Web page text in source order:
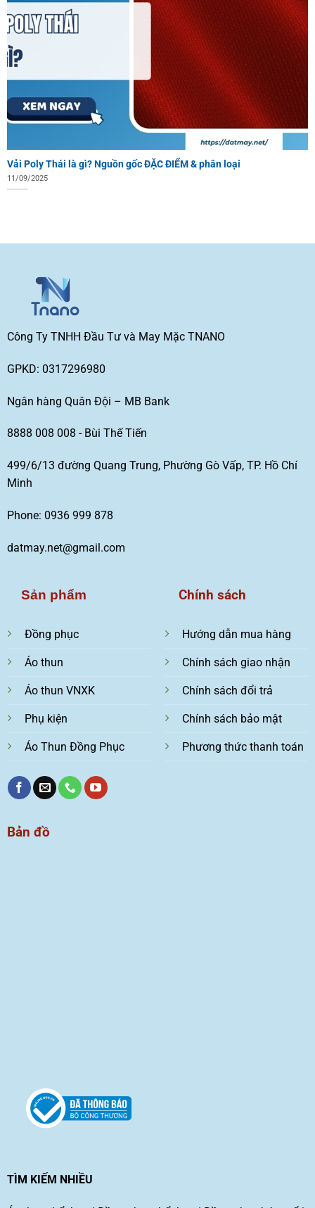
Vải Poly Thái là gì? Nguồn gốc ĐẶC ĐIỂM & phân loại
11/09/2025
Công Ty TNHH Đầu Tư và May Mặc TNANO
GPKD: 0317296980
Ngân hàng Quân Đội – MB Bank
8888 008 008 - Bùi Thế Tiến
499/6/13 đường Quang Trung, Phường Gò Vấp, TP. Hồ Chí
Minh
Phone: 0936 999 878
datmay.net@gmail.com
Sản phẩm
Đồng phục
Áo thun
Áo thun VNXK
Phụ kiện
Áo Thun Đồng Phục
Chính sách
Hướng dẫn mua hàng
Chính sách giao nhận
Chính sách đổi trả
Chính sách bảo mật
Phương thức thanh toán
Bản đồ
TÌM KIẾM NHIỀU